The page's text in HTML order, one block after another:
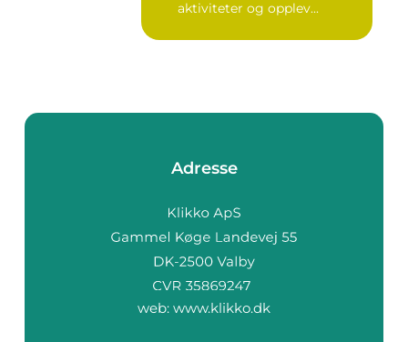
aktiviteter og opplev...
Adresse
web: www.klikko.dk